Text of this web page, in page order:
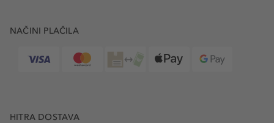
NAČINI PLAČILA
HITRA DOSTAVA